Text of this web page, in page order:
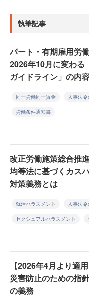
執筆記事
パート・有期雇用労
2026年10月に変わる
ガイドライン」の内
同一労働同一賃金 人事法
労働条件通知書
改正労働施策総合推
均等法に基づくカス
対策義務とは
就活ハラスメント 人事法
セクシュアルハラスメント
【2026年4月より適
災害防止のための指
の義務